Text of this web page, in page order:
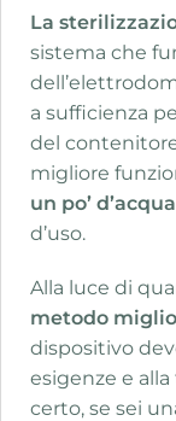
La
sistema che
a sufficienza
del
migliore
un po’ d’acqua
d’uso.
Alla luce di
metodo
dispositivo
esigenze e
certo, se sei